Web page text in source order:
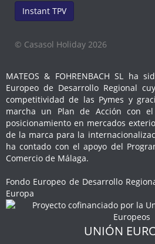
Instant TPV
© Casasol Holiday 2026
MATEOS & FOHRENBACH SL ha
Europeo de Desarrollo Regional
competitividad de las Pymes y
marcha un Plan de Acción con
posicionamiento en mercados
de la marca para la
ha contado con el apoyo del
Comercio de Málaga.
Fondo Europeo de Desarrollo
Europa
UNIÓN